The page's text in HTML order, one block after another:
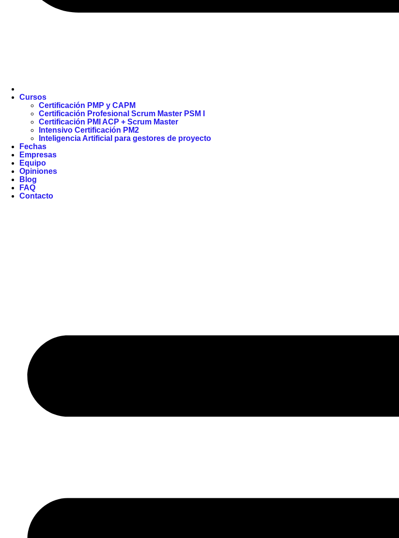
Cursos
Certificación PMP y CAPM
Certificación Profesional Scrum Master PSM I
Certificación PMI ACP + Scrum Master
Intensivo Certificación PM2
Inteligencia Artificial para gestores de proyecto
Fechas
Empresas
Equipo
Opiniones
Blog
FAQ
Contacto